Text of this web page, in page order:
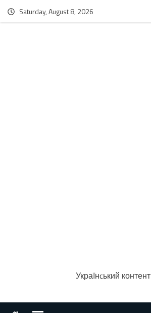
Saturday, August 8, 2026
Українcький контент